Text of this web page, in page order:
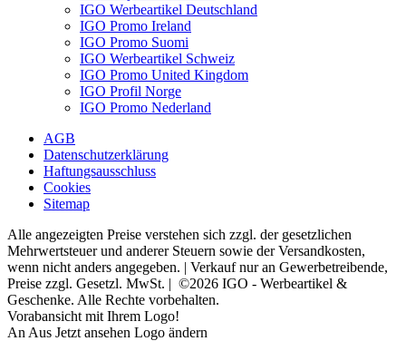
IGO Werbeartikel Deutschland
IGO Promo Ireland
IGO Promo Suomi
IGO Werbeartikel Schweiz
IGO Promo United Kingdom
IGO Profil Norge
IGO Promo Nederland
AGB
Datenschutzerklärung
Haftungsausschluss
Cookies
Sitemap
Alle angezeigten Preise verstehen sich zzgl. der gesetzlichen
Mehrwertsteuer und anderer Steuern sowie der Versandkosten,
wenn nicht anders angegeben. | Verkauf nur an Gewerbetreibende,
Preise zzgl. Gesetzl. MwSt. | ©2026 IGO - Werbeartikel &
Geschenke. Alle Rechte vorbehalten.
Vorabansicht mit Ihrem Logo!
An Aus Jetzt ansehen Logo ändern